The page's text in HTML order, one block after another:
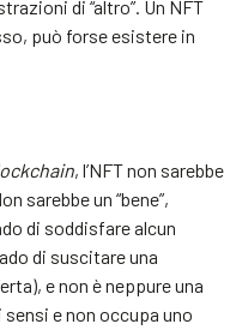
di “altro”. Un NFT
può forse esistere in
, l’NFT non sarebbe
sarebbe un “bene”,
di soddisfare alcun
di suscitare una
e non è neppure una
e non occupa uno